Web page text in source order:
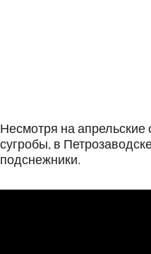
Несмотря на апрельские
сугробы, в
подснежники.